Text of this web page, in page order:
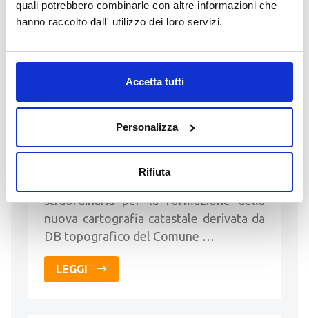
quali potrebbero combinarle con altre informazioni che
hanno raccolto dall' utilizzo dei loro servizi.
Accetta tutti
Personalizza
Rifiuta
06 Marzo 2026
Nuova cartografia catastale
derivata da DB topografico del
Comune di Berzo Inferiore
Pubblicazione della nuova cartografia
straordinaria per la formazione della
nuova cartografia catastale derivata da
DB topografico del Comune …
LEGGI